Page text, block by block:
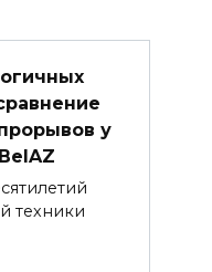
у
техники